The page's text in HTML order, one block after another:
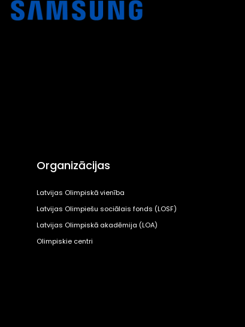
Organizācijas
Latvijas Olimpiskā vienība
Latvijas Olimpiešu sociālais fonds (LOSF)
Latvijas Olimpiskā akadēmija (LOA)
Olimpiskie centri